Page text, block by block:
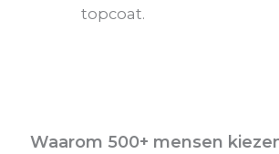
topcoat.
Waarom 500+ mensen